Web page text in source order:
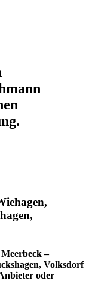
–
Volksdorf
oder